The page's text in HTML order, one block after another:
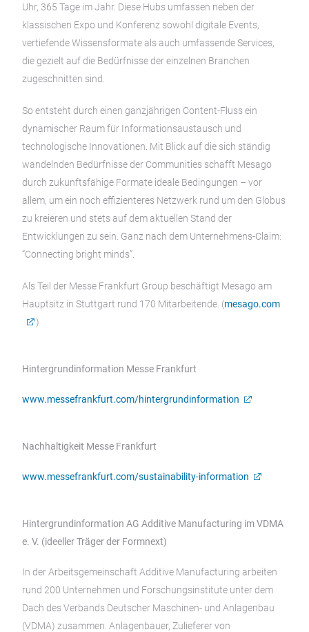
Uhr, 365 Tage im Jahr. Diese Hubs umfassen neben der
klassischen Expo und Konferenz sowohl digitale Events,
vertiefende Wissensformate als auch umfassende Services,
die gezielt auf die Bedürfnisse der einzelnen Branchen
zugeschnitten sind.
So entsteht durch einen ganzjährigen Content-Fluss ein
dynamischer Raum für Informationsaustausch und
technologische Innovationen. Mit Blick auf die sich ständig
wandelnden Bedürfnisse der Communities schafft Mesago
durch zukunftsfähige Formate ideale Bedingungen – vor
allem, um ein noch effizienteres Netzwerk rund um den Globus
zu kreieren und stets auf dem aktuellen Stand der
Entwicklungen zu sein. Ganz nach dem Unternehmens-Claim:
“Connecting bright minds”.
Als Teil der Messe Frankfurt Group beschäftigt Mesago am
Hauptsitz in Stuttgart rund 170 Mitarbeitende. (mesago.com
)
Hintergrundinformation Messe Frankfurt
www.messefrankfurt.com/hintergrundinformation
Nachhaltigkeit Messe Frankfurt
www.messefrankfurt.com/sustainability-information
Hintergrundinformation AG Additive Manufacturing im VDMA
e. V. (ideeller Träger der Formnext)
In der Arbeitsgemeinschaft Additive Manufacturing arbeiten
rund 200 Unternehmen und Forschungsinstitute unter dem
Dach des Verbands Deutscher Maschinen- und Anlagenbau
(VDMA) zusammen. Anlagenbauer, Zulieferer von